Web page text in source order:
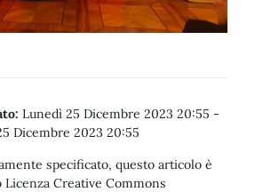
Lunedì 25 Dicembre 2023 20:55 -
Dicembre 2023 20:55
specificato, questo articolo è
Creative Commons